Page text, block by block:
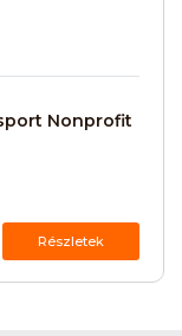
Nonprofit
Részletek